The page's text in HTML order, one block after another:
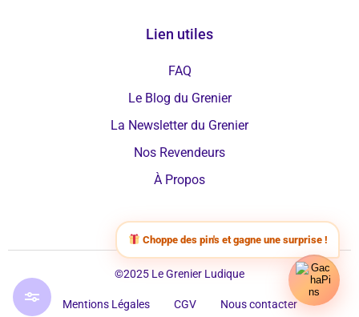
Lien utiles
FAQ
Le Blog du Grenier
La Newsletter du Grenier
Nos Revendeurs
À Propos
©2025 Le Grenier Ludique
Mentions Légales CGV Nous contacter
Choppe des pin's et gagne une surprise !